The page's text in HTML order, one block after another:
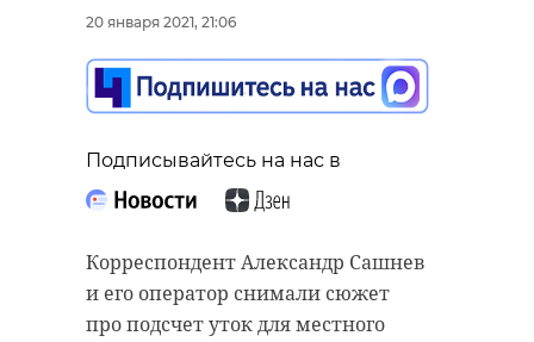
20 января 2021, 21:06
Подписывайтесь на нас в
Корреспондент Александр Сашнев
и его оператор снимали сюжет
про подсчет уток для местного